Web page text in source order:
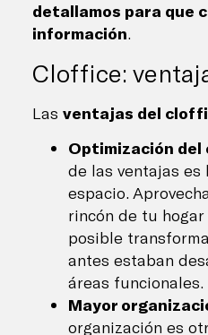
detallamos para que
información.
Cloffice:
Las ventajas del
Optimización del
de las ventajas
espacio.
rincón de tu
posible
antes estaban
áreas funcionales.
Mayor
organización es